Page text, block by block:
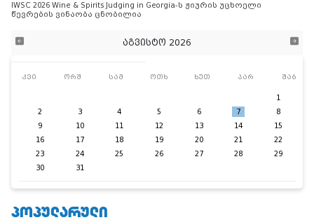
IWSC 2026 Wine & Spirits Judging in Georgia-ს ჟიურის უცხოელი
წევრების ვინაობა ცნობილია
აგვისტო 2026
კვი ორშ სამ ოთხ ხუთ პარ შაბ
1
2
3 4 5 6 7
8
9
10 11 12 13 14
15
16
17 18 19 20 21
22
23
24 25 26 27 28
29
30
31
ᲞᲝᲞᲣᲚᲐᲠᲣᲚᲘ